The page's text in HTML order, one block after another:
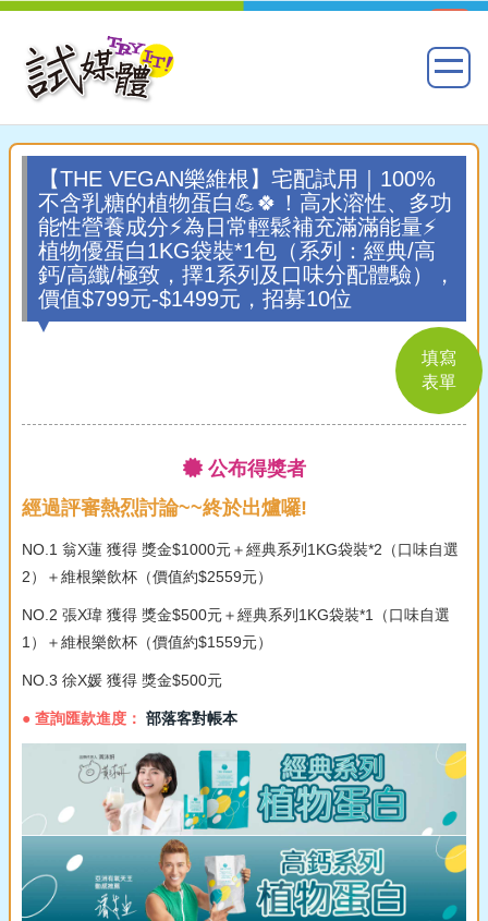
【THE VEGAN樂維根】宅配試用｜100%
不含乳糖的植物蛋白💪🍀！高水溶性、多功
能性營養成分⚡為日常輕鬆補充滿滿能量⚡
植物優蛋白1KG袋裝*1包（系列：經典/高
鈣/高纖/極致，擇1系列及口味分配體驗），
價值$799元-$1499元，招募10位
公布得獎者
經過評審熱烈討論~~終於出爐囉!
NO.1 翁X蓮 獲得 獎金$1000元＋經典系列1KG袋裝*2（口味自選
2）＋維根樂飲杯（價值約$2559元）
NO.2 張X瑋 獲得 獎金$500元＋經典系列1KG袋裝*1（口味自選
1）＋維根樂飲杯（價值約$1559元）
NO.3 徐X媛 獲得 獎金$500元
● 查詢匯款進度： 部落客對帳本
填寫
表單